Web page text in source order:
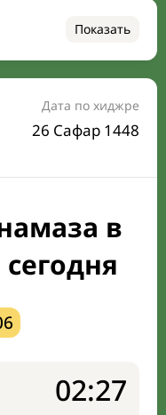
Показать
сегодня
Дата по хиджре
26 Сафар 1448
в
02:27